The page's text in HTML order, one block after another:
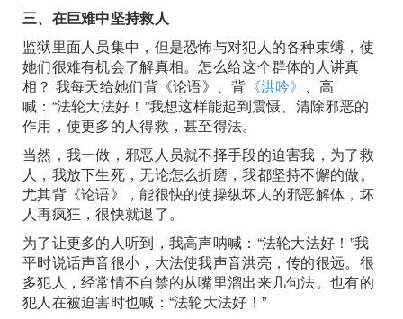
三、在巨难中坚持救人
监狱里面人员集中，但是恐怖与对犯人的各种束缚，使
她们很难有机会了解真相。怎么给这个群体的人讲真
相？ 我每天给她们背《论语》、背 《洪吟》 、高
喊：“法轮大法好！”我想这样能起到震慑、清除邪恶的
作用，使更多的人得救，甚至得法。
当然，我一做，邪恶人员就不择手段的迫害我，为了救
人，我放下生死，无论怎么折磨，我都坚持不懈的做。
尤其背《论语》，能很快的使操纵坏人的邪恶解体，坏
人再疯狂，很快就退了。
为了让更多的人听到，我高声呐喊：“法轮大法好！”我
平时说话声音很小，大法使我声音洪亮，传的很远。很
多犯人，经常情不自禁的从嘴里溜出来几句法。也有的
犯人在被迫害时也喊：“法轮大法好！”